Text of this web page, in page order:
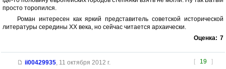
просто торопился.
Роман интересен как яркий представитель советской исторической
литературы середины ХХ века, но сейчас читается архаически.
Оценка: 7
[ 19 ]
ii00429935, 11 октября 2012 г.